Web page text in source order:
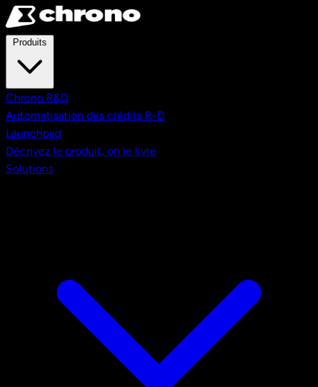
Aller au contenu principal
Chrono R&D
Automatisation des crédits R-D
Launchpad
Décrivez le produit, on le livre
Solutions